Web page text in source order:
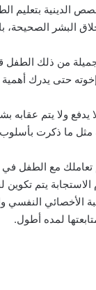
الدينية بتعليم
البشر
من ذلك الطفل
إخوته حتى يدرك
يدفع ولا يتم عقابه
مثل ما ذكرت
تعاملك مع الطفل
يتم تكوين
الأخصائي النفسي
لمده أطول.